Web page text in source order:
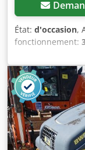
État: d'occasion,
fonctionnement:
Impact |
Emplacement :
destination –
estimer les frais
138 500 EUR ou
disponible pour
d’approbation)*
points